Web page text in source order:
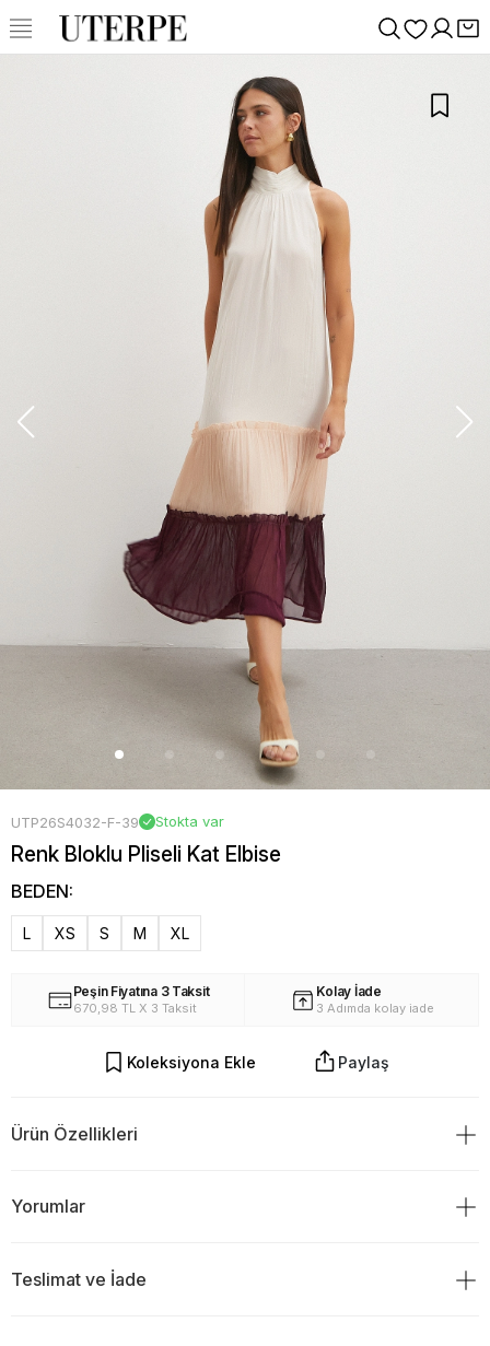
UTP26S4032-F-39 Stokta var
Renk Bloklu Pliseli Kat Elbise
BEDEN:
L XS S M XL
Peşin Fiyatına 3 Taksit
670,98 TL X 3 Taksit
Kolay İade
3 Adımda kolay iade
Koleksiyona Ekle Paylaş
Ürün Özellikleri
Yorumlar
Ürün Değerlendirmeleri
Teslimat ve İade